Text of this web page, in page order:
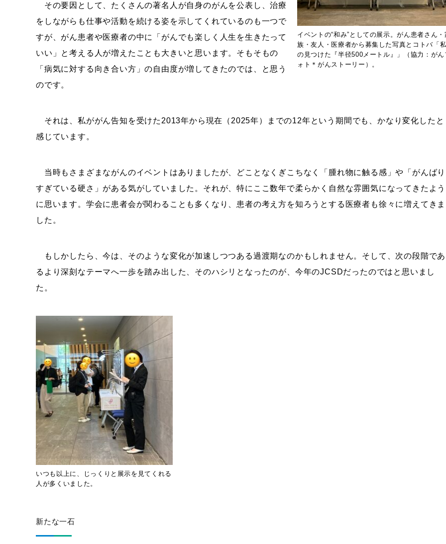
イベントの“和み”としての展示。がん患者さん・
族・友人・医療者から募集した写真とコトバ「
の見つけた『半径500メートル』」（協力：がん
ォト＊がんストーリー）。
その要因として、たくさんの著名人が自身のがんを公表し、治療
をしながらも仕事や活動を続ける姿を示してくれているのも一つで
すが、がん患者や医療者の中に「がんでも楽しく人生を生きたって
いい」と考える人が増えたことも大きいと思います。そもそもの
「病気に対する向き合い方」の自由度が増してきたのでは、と思う
のです。
それは、私ががん告知を受けた2013年から現在（2025年）までの12年という期間でも、かなり変化したと
感じています。
当時もさまざまながんのイベントはありましたが、どことなくぎこちなく「腫れ物に触る感」や「がんばり
すぎている硬さ」がある気がしていました。それが、特にここ数年で柔らかく自然な雰囲気になってきたよう
に思います。学会に患者会が関わることも多くなり、患者の考え方を知ろうとする医療者も徐々に増えてきま
した。
もしかしたら、今は、そのような変化が加速しつつある過渡期なのかもしれません。そして、次の段階であ
るより深刻なテーマへ一歩を踏み出した、そのハシリとなったのが、今年のJCSDだったのではと思いまし
た。
いつも以上に、じっくりと展示を見てくれる
人が多くいました。
新たな一石